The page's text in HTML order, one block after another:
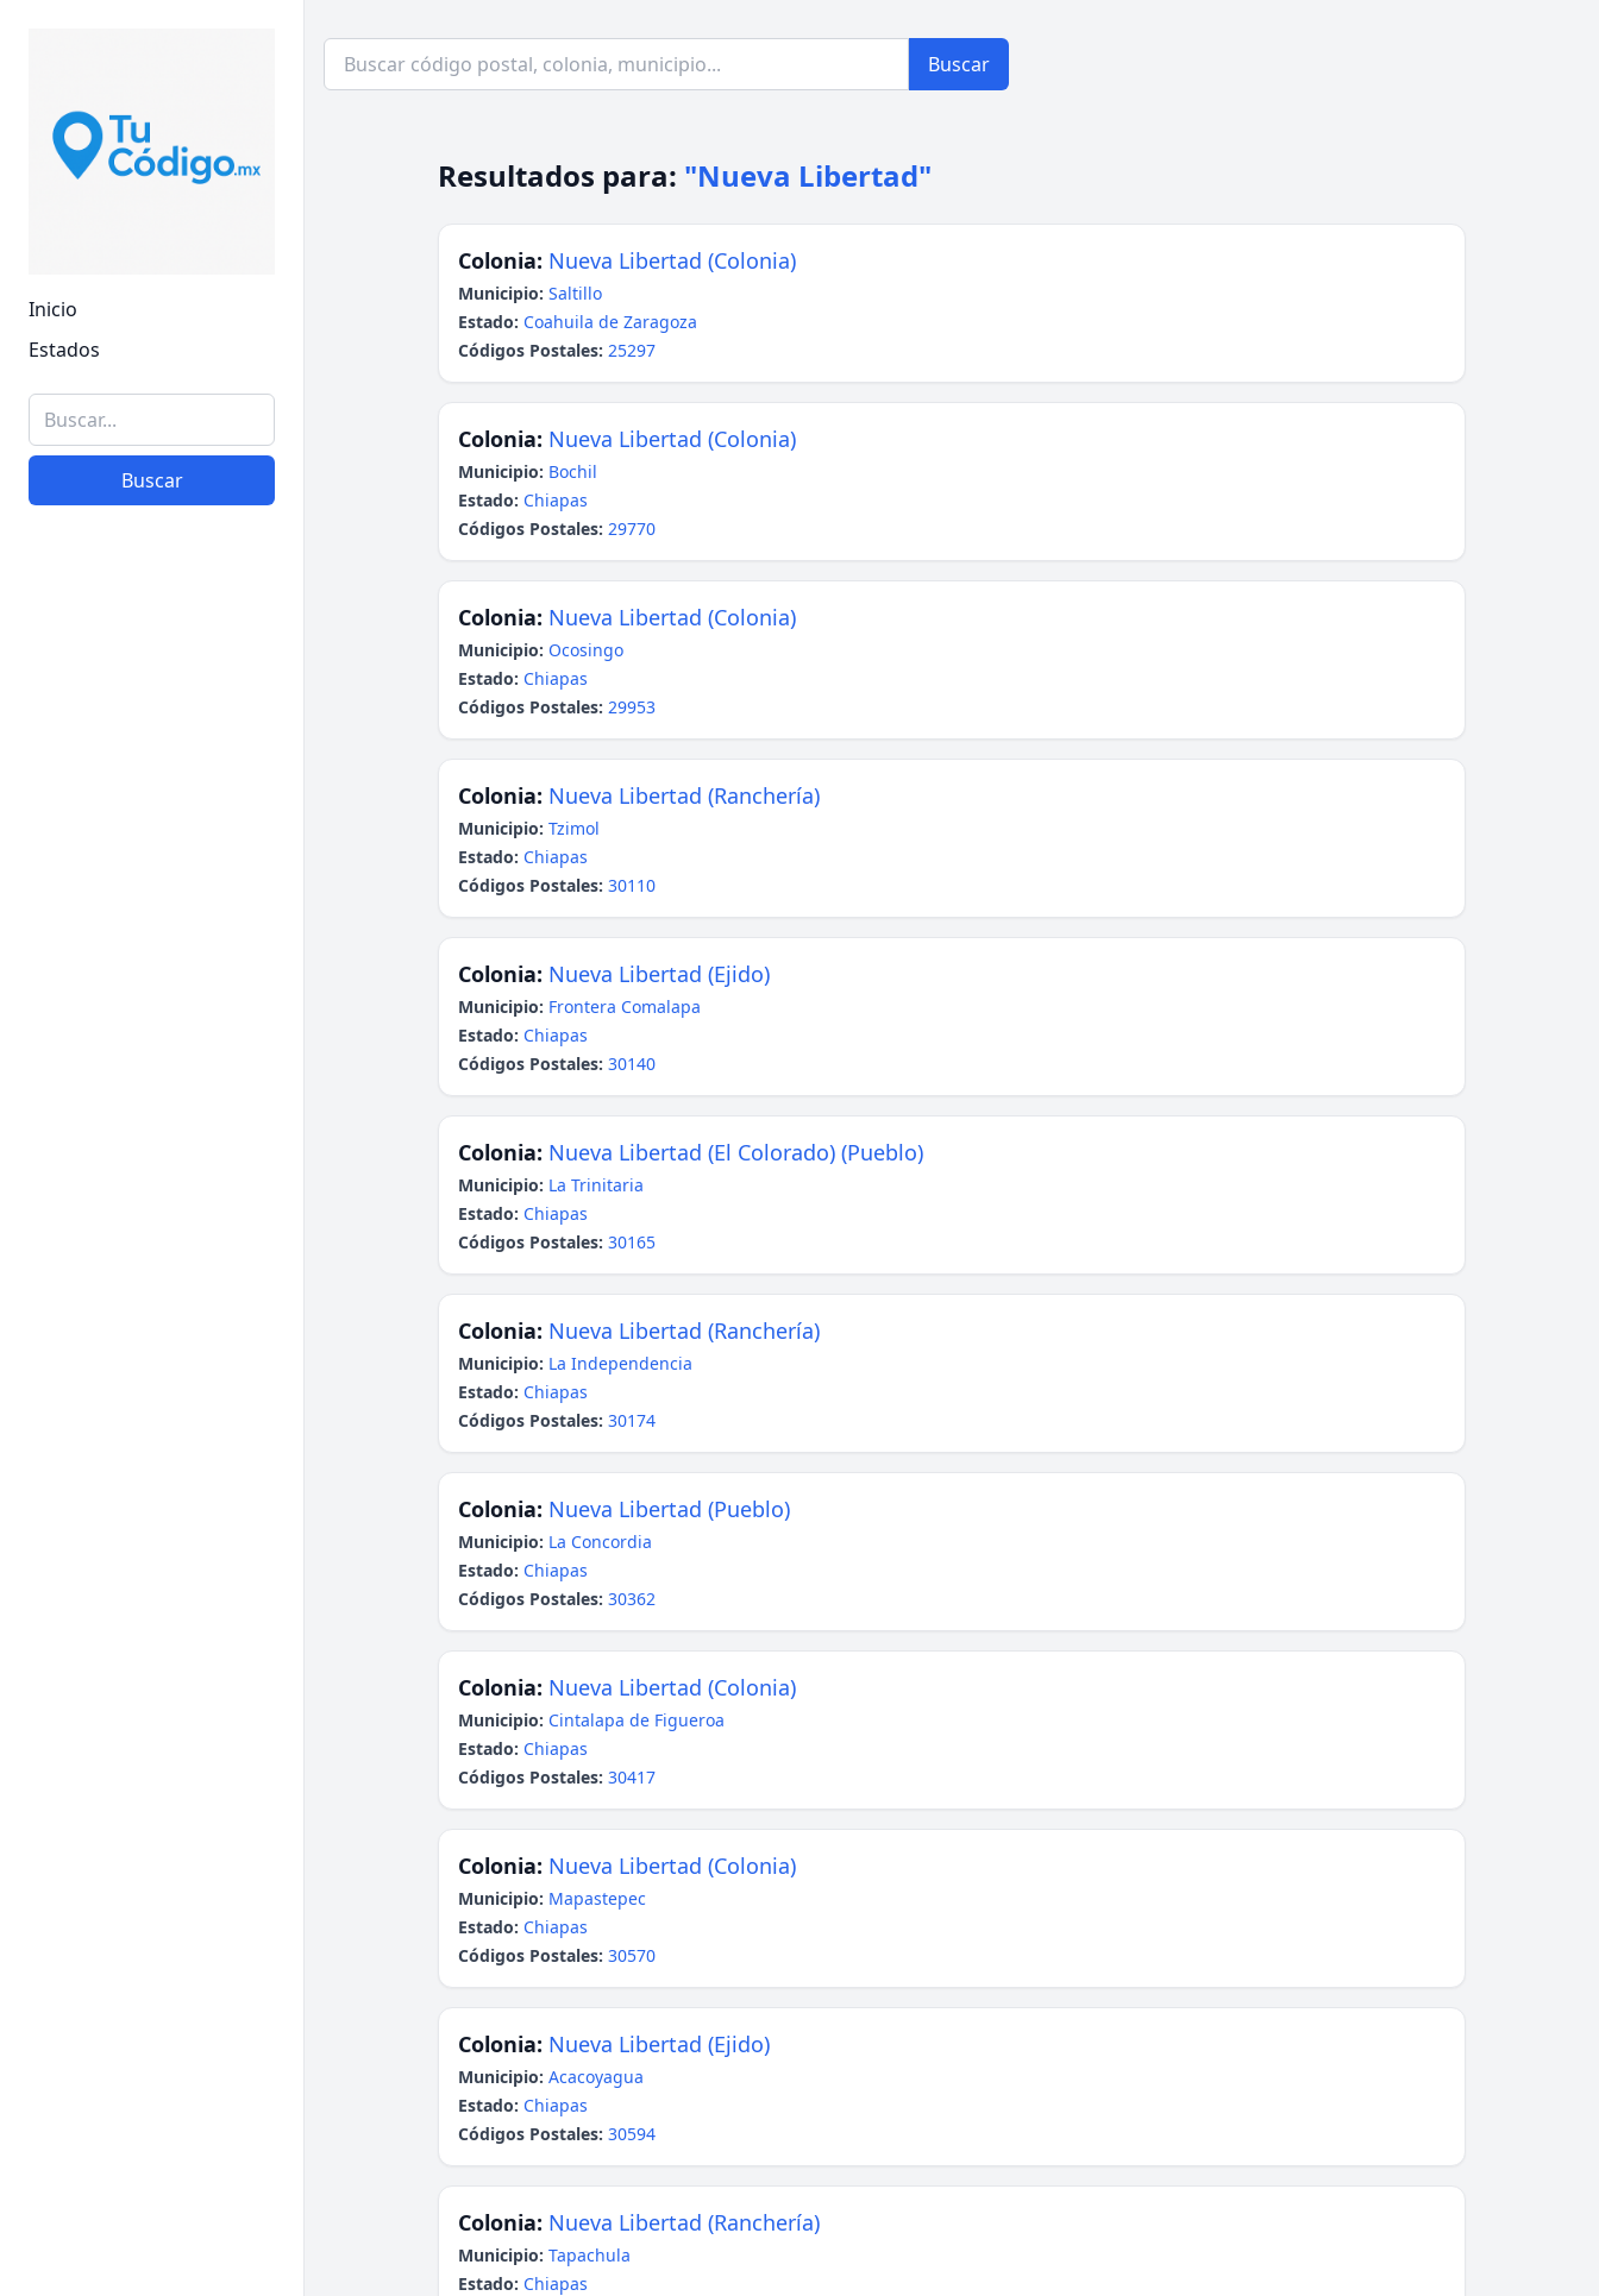
Inicio
Estados
Buscar
Buscar
Resultados para: "Nueva Libertad"
Colonia: Nueva Libertad (Colonia)
Municipio: Saltillo
Estado: Coahuila de Zaragoza
Códigos Postales: 25297
Colonia: Nueva Libertad (Colonia)
Municipio: Bochil
Estado: Chiapas
Códigos Postales: 29770
Colonia: Nueva Libertad (Colonia)
Municipio: Ocosingo
Estado: Chiapas
Códigos Postales: 29953
Colonia: Nueva Libertad (Ranchería)
Municipio: Tzimol
Estado: Chiapas
Códigos Postales: 30110
Colonia: Nueva Libertad (Ejido)
Municipio: Frontera Comalapa
Estado: Chiapas
Códigos Postales: 30140
Colonia: Nueva Libertad (El Colorado) (Pueblo)
Municipio: La Trinitaria
Estado: Chiapas
Códigos Postales: 30165
Colonia: Nueva Libertad (Ranchería)
Municipio: La Independencia
Estado: Chiapas
Códigos Postales: 30174
Colonia: Nueva Libertad (Pueblo)
Municipio: La Concordia
Estado: Chiapas
Códigos Postales: 30362
Colonia: Nueva Libertad (Colonia)
Municipio: Cintalapa de Figueroa
Estado: Chiapas
Códigos Postales: 30417
Colonia: Nueva Libertad (Colonia)
Municipio: Mapastepec
Estado: Chiapas
Códigos Postales: 30570
Colonia: Nueva Libertad (Ejido)
Municipio: Acacoyagua
Estado: Chiapas
Códigos Postales: 30594
Colonia: Nueva Libertad (Ranchería)
Municipio: Tapachula
Estado: Chiapas